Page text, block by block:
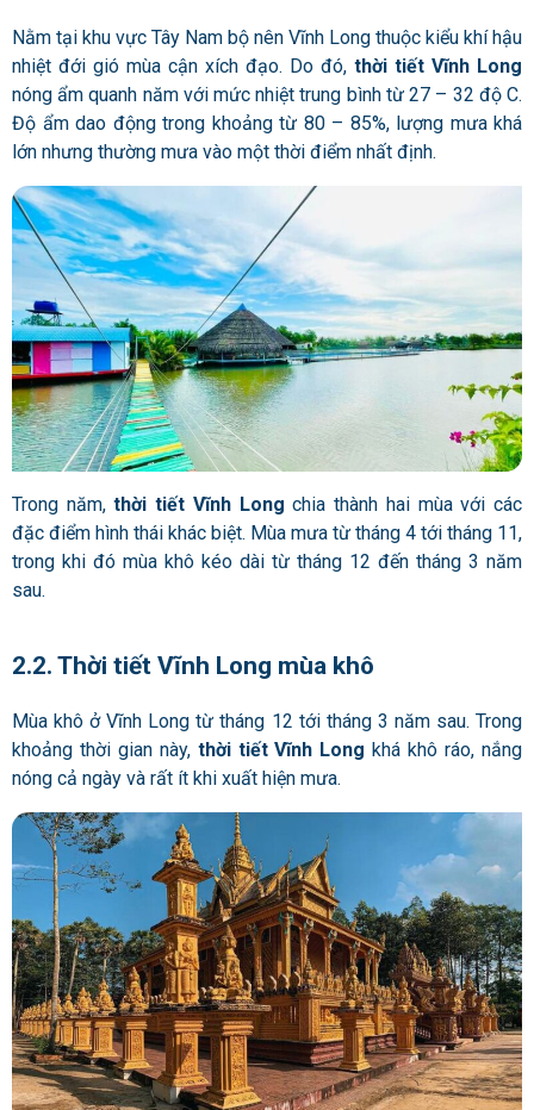
Nằm tại khu vực Tây Nam bộ nên Vĩnh Long thuộc kiểu khí hậu
nhiệt đới gió mùa cận xích đạo. Do đó, thời tiết Vĩnh Long
nóng ẩm quanh năm với mức nhiệt trung bình từ 27 – 32 độ C.
Độ ẩm dao động trong khoảng từ 80 – 85%, lượng mưa khá
lớn nhưng thường mưa vào một thời điểm nhất định.
Trong năm,thời tiết Vĩnh Long chia thành hai mùa với các
đặc điểm hình thái khác biệt. Mùa mưa từ tháng 4 tới tháng 11,
trong khi đó mùa khô kéo dài từ tháng 12 đến tháng 3 năm
sau.
2.2. Thời tiết Vĩnh Long mùa khô
Mùa khô ở Vĩnh Long từ tháng 12 tới tháng 3 năm sau. Trong
khoảng thời gian này, thời tiết Vĩnh Longkhá khô ráo, nắng
nóng cả ngày và rất ít khi xuất hiện mưa.